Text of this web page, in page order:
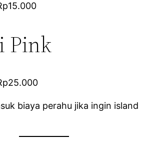
Pink
biaya perahu jika ingin island